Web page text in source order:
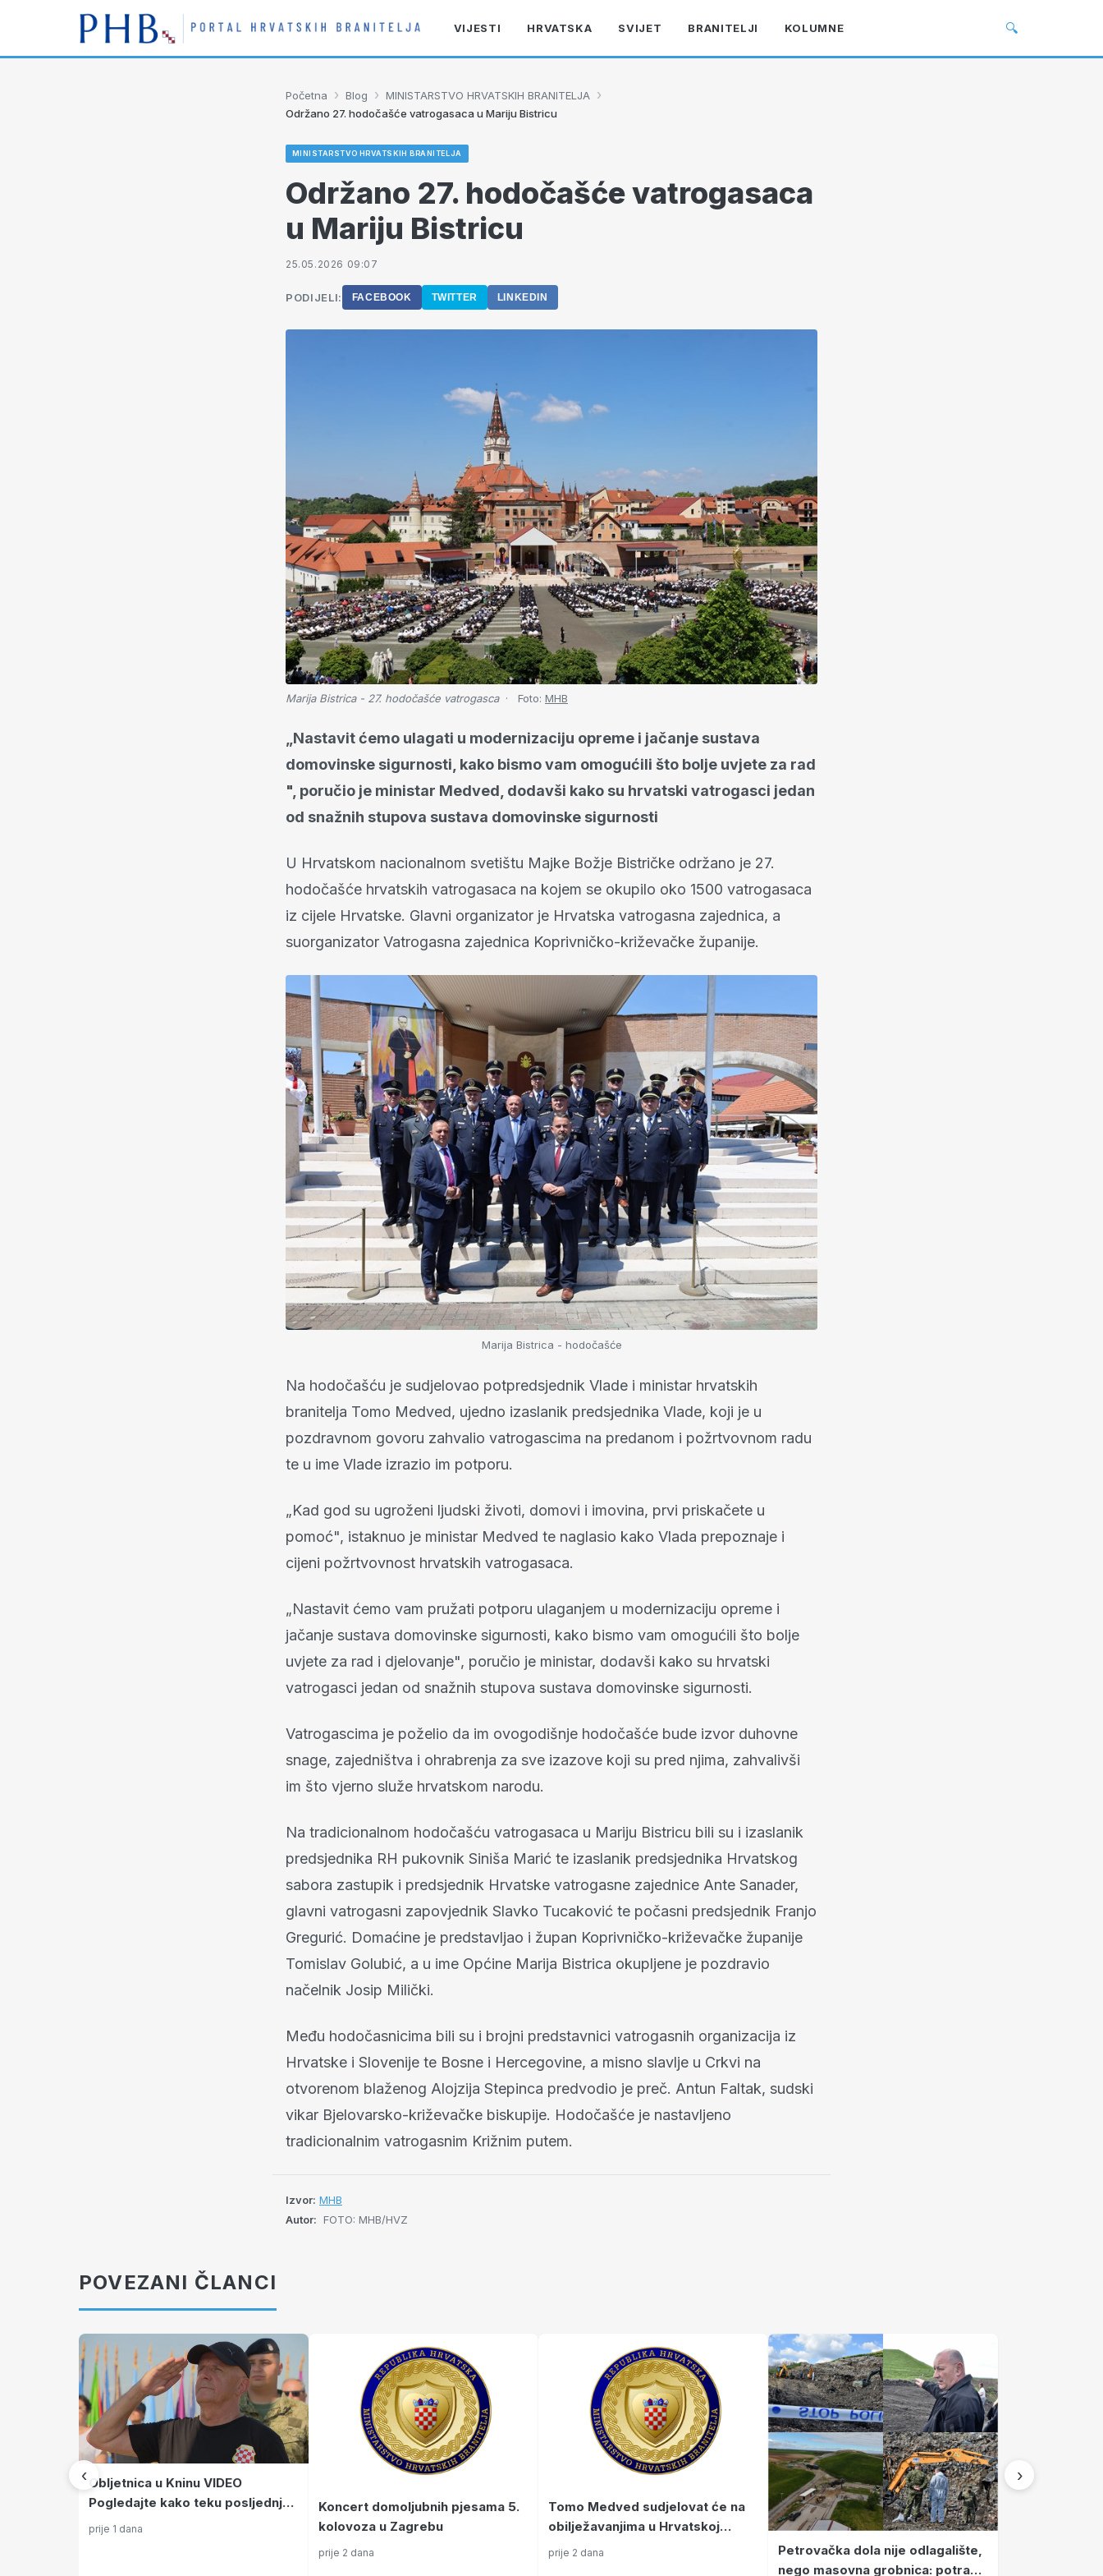
VIJESTI HRVATSKA SVIJET BRANITELJI KOLUMNE 🔍
Početna › Blog › MINISTARSTVO HRVATSKIH BRANITELJA ›
Održano 27. hodočašće vatrogasaca u Mariju Bistricu
MINISTARSTVO HRVATSKIH BRANITELJA
Održano 27. hodočašće vatrogasaca
u Mariju Bistricu
25.05.2026 09:07
PODIJELI: FACEBOOK TWITTER LINKEDIN
Marija Bistrica - 27. hodočašće vatrogasca Foto: MHB
„Nastavit ćemo ulagati u modernizaciju opreme i jačanje sustava
domovinske sigurnosti, kako bismo vam omogućili što bolje uvjete za rad
", poručio je ministar Medved, dodavši kako su hrvatski vatrogasci jedan
od snažnih stupova sustava domovinske sigurnosti
U Hrvatskom nacionalnom svetištu Majke Božje Bistričke održano je 27.
hodočašće hrvatskih vatrogasaca na kojem se okupilo oko 1500 vatrogasaca
iz cijele Hrvatske. Glavni organizator je Hrvatska vatrogasna zajednica, a
suorganizator Vatrogasna zajednica Koprivničko-križevačke županije.
Marija Bistrica - hodočašće
Na hodočašću je sudjelovao potpredsjednik Vlade i ministar hrvatskih
branitelja Tomo Medved, ujedno izaslanik predsjednika Vlade, koji je u
pozdravnom govoru zahvalio vatrogascima na predanom i požrtvovnom radu
te u ime Vlade izrazio im potporu.
„Kad god su ugroženi ljudski životi, domovi i imovina, prvi priskačete u
pomoć", istaknuo je ministar Medved te naglasio kako Vlada prepoznaje i
cijeni požrtvovnost hrvatskih vatrogasaca.
„Nastavit ćemo vam pružati potporu ulaganjem u modernizaciju opreme i
jačanje sustava domovinske sigurnosti, kako bismo vam omogućili što bolje
uvjete za rad i djelovanje", poručio je ministar, dodavši kako su hrvatski
vatrogasci jedan od snažnih stupova sustava domovinske sigurnosti.
Vatrogascima je poželio da im ovogodišnje hodočašće bude izvor duhovne
snage, zajedništva i ohrabrenja za sve izazove koji su pred njima, zahvalivši
im što vjerno služe hrvatskom narodu.
Na tradicionalnom hodočašću vatrogasaca u Mariju Bistricu bili su i izaslanik
predsjednika RH pukovnik Siniša Marić te izaslanik predsjednika Hrvatskog
sabora zastupik i predsjednik Hrvatske vatrogasne zajednice Ante Sanader,
glavni vatrogasni zapovjednik Slavko Tucaković te počasni predsjednik Franjo
Gregurić. Domaćine je predstavljao i župan Koprivničko-križevačke županije
Tomislav Golubić, a u ime Općine Marija Bistrica okupljene je pozdravio
načelnik Josip Milički.
Među hodočasnicima bili su i brojni predstavnici vatrogasnih organizacija iz
Hrvatske i Slovenije te Bosne i Hercegovine, a misno slavlje u Crkvi na
otvorenom blaženog Alojzija Stepinca predvodio je preč. Antun Faltak, sudski
vikar Bjelovarsko-križevačke biskupije. Hodočašće je nastavljeno
tradicionalnim vatrogasnim Križnim putem.
Izvor: MHB
Autor: FOTO: MHB/HVZ
POVEZANI ČLANCI
‹ Obljetnica u Kninu VIDEO
Pogledajte kako teku posljednje
pripreme za proslavu Oluje, ima i
prije 1 dana
Koncert domoljubnih pjesama 5.
kolovoza u Zagrebu
prije 2 dana
Tomo Medved sudjelovat će na
obilježavanjima u Hrvatskoj
Dubici, Kninu, Slunju i Glini
prije 2 dana
Petrovačka dola nije odlagalište,
nego masovna grobnica: potraga
›